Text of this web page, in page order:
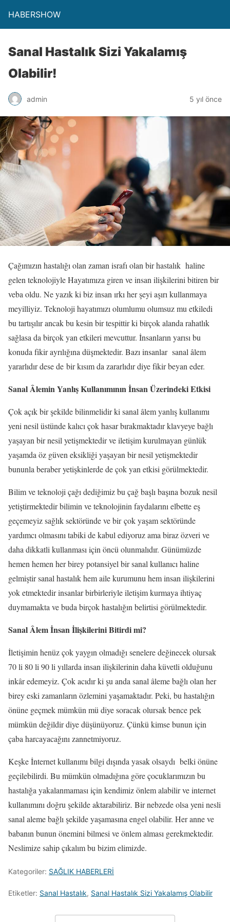
HABERSHOW
Sanal Hastalık Sizi Yakalamış
Olabilir!
admin 5 yıl önce
Çağımızın hastalığı olan zaman israfı olan bir hastalık haline
gelen teknolojiyle Hayatımıza giren ve insan ilişkilerini bitiren bir
veba oldu. Ne yazık ki biz insan ırkı her şeyi aşırı kullanmaya
meyilliyiz. Teknoloji hayatımızı olumlumu olumsuz mu etkiledi
bu tartışılır ancak bu kesin bir tespittir ki birçok alanda rahatlık
sağlasa da birçok yan etkileri mevcuttur. İnsanların yarısı bu
konuda fikir ayrılığına düşmektedir. Bazı insanlar sanal âlem
yararlıdır dese de bir kısım da zararlıdır diye fikir beyan eder.
Sanal Âlemin Yanlış Kullanımının İnsan Üzerindeki Etkisi
Çok açık bir şekilde bilinmelidir ki sanal âlem yanlış kullanımı
yeni nesil üstünde kalıcı çok hasar bırakmaktadır klavyeye bağlı
yaşayan bir nesil yetişmektedir ve iletişim kurulmayan günlük
yaşamda öz güven eksikliği yaşayan bir nesil yetişmektedir
bununla beraber yetişkinlerde de çok yan etkisi görülmektedir.
Bilim ve teknoloji çağı dediğimiz bu çağ başlı başına bozuk nesil
yetiştirmektedir bilimin ve teknolojinin faydalarını elbette eş
geçemeyiz sağlık sektöründe ve bir çok yaşam sektöründe
yardımcı olmasını tabiki de kabul ediyoruz ama biraz özveri ve
daha dikkatli kullanması için öncü olunmalıdır. Günümüzde
hemen hemen her birey potansiyel bir sanal kullanıcı haline
gelmiştir sanal hastalık hem aile kurumunu hem insan ilişkilerini
yok etmektedir insanlar birbirleriyle iletişim kurmaya ihtiyaç
duymamakta ve buda birçok hastalığın belirtisi görülmektedir.
Sanal Âlem İnsan İlişkilerini Bitirdi mi?
İletişimin henüz çok yaygın olmadığı senelere değinecek olursak
70 li 80 li 90 li yıllarda insan ilişkilerinin daha küvetli olduğunu
inkâr edemeyiz. Çok acıdır ki şu anda sanal âleme bağlı olan her
birey eski zamanların özlemini yaşamaktadır. Peki, bu hastalığın
önüne geçmek mümkün mü diye soracak olursak bence pek
mümkün değildir diye düşünüyoruz. Çünkü kimse bunun için
çaba harcayacağını zannetmiyoruz.
Keşke İnternet kullanımı bilgi dışında yasak olsaydı belki önüne
geçilebilirdi. Bu mümkün olmadığına göre çocuklarımızın bu
hastalığa yakalanmaması için kendimiz önlem alabilir ve internet
kullanımını doğru şekilde aktarabiliriz. Bir nebzede olsa yeni nesli
sanal aleme bağlı şekilde yaşamasına engel olabilir. Her anne ve
babanın bunun önemini bilmesi ve önlem alması gerekmektedir.
Neslimize sahip çıkalım bu bizim elimizde.
Kategoriler: SAĞLIK HABERLERİ
Etiketler: Sanal Hastalık, Sanal Hastalık Sizi Yakalamış Olabilir